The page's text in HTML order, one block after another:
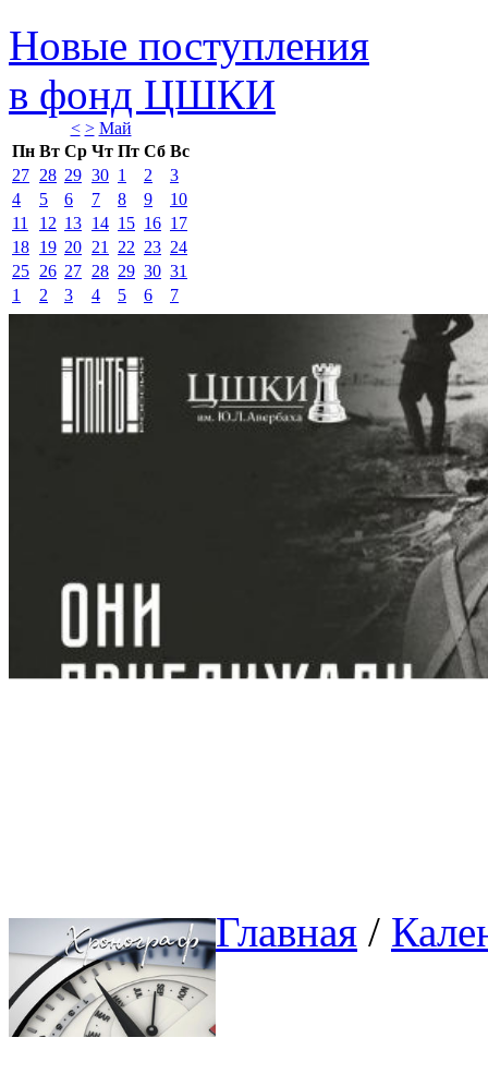
Новые поступления
в фонд ЦШКИ
< > Май
Пн Вт Ср Чт Пт Сб Вс
27 28 29 30 1 2
3
4
5 6 7 8 9
10
11
12 13 14 15 16 17
18 19 20 21 22 23 24
25 26 27 28 29 30 31
1
2 3 4 5 6 7
Главная /